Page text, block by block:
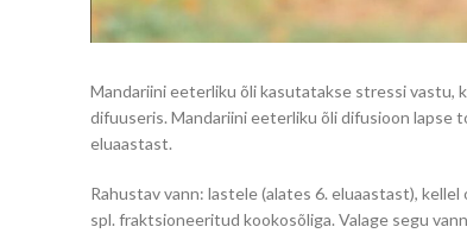
Mandariini eeterliku õli kasutatakse stressi vastu,
difuuseris. Mandariini eeterliku õli difusioon lapse
eluaastast.
Rahustav vann: lastele (alates 6. eluaastast),
spl. fraktsioneeritud kookosõliga. Valage segu